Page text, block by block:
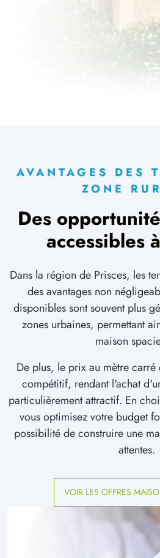
AVANTAGES DES
ZONE
Des
accessibles
Dans la région de Prisces, les
des avantages non
disponibles sont souvent plus
zones urbaines, permettant
maison
De plus, le prix au mètre carré
compétitif, rendant l'achat
particulièrement attractif. En
vous optimisez votre budget
possibilité de construire une
attentes.
VOIR LES OFFRES